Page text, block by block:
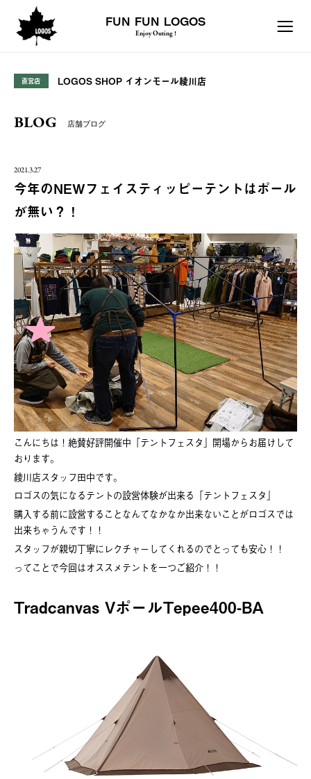
FUN FUN LOGOS
Enjoy Outing !
直営店 LOGOS SHOP イオンモール綾川店
BLOG 店舗ブログ
2021.3.27
今年のNEWフェイスティッピーテントはポール
が無い？！
こんにちは！絶賛好評開催中「テントフェスタ」開場からお届けして
おります。
綾川店スタッフ田中です。
ロゴスの気になるテントの設営体験が出来る「テントフェスタ」
購入する前に設営することなんてなかなか出来ないことがロゴスでは
出来ちゃうんです！！
スタッフが親切丁寧にレクチャーしてくれるのでとっても安心！！
ってことで今回はオススメテントを一つご紹介！！
Tradcanvas VポールTepee400-BA